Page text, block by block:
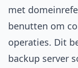
met
benutten om
operaties. Dit
backup server